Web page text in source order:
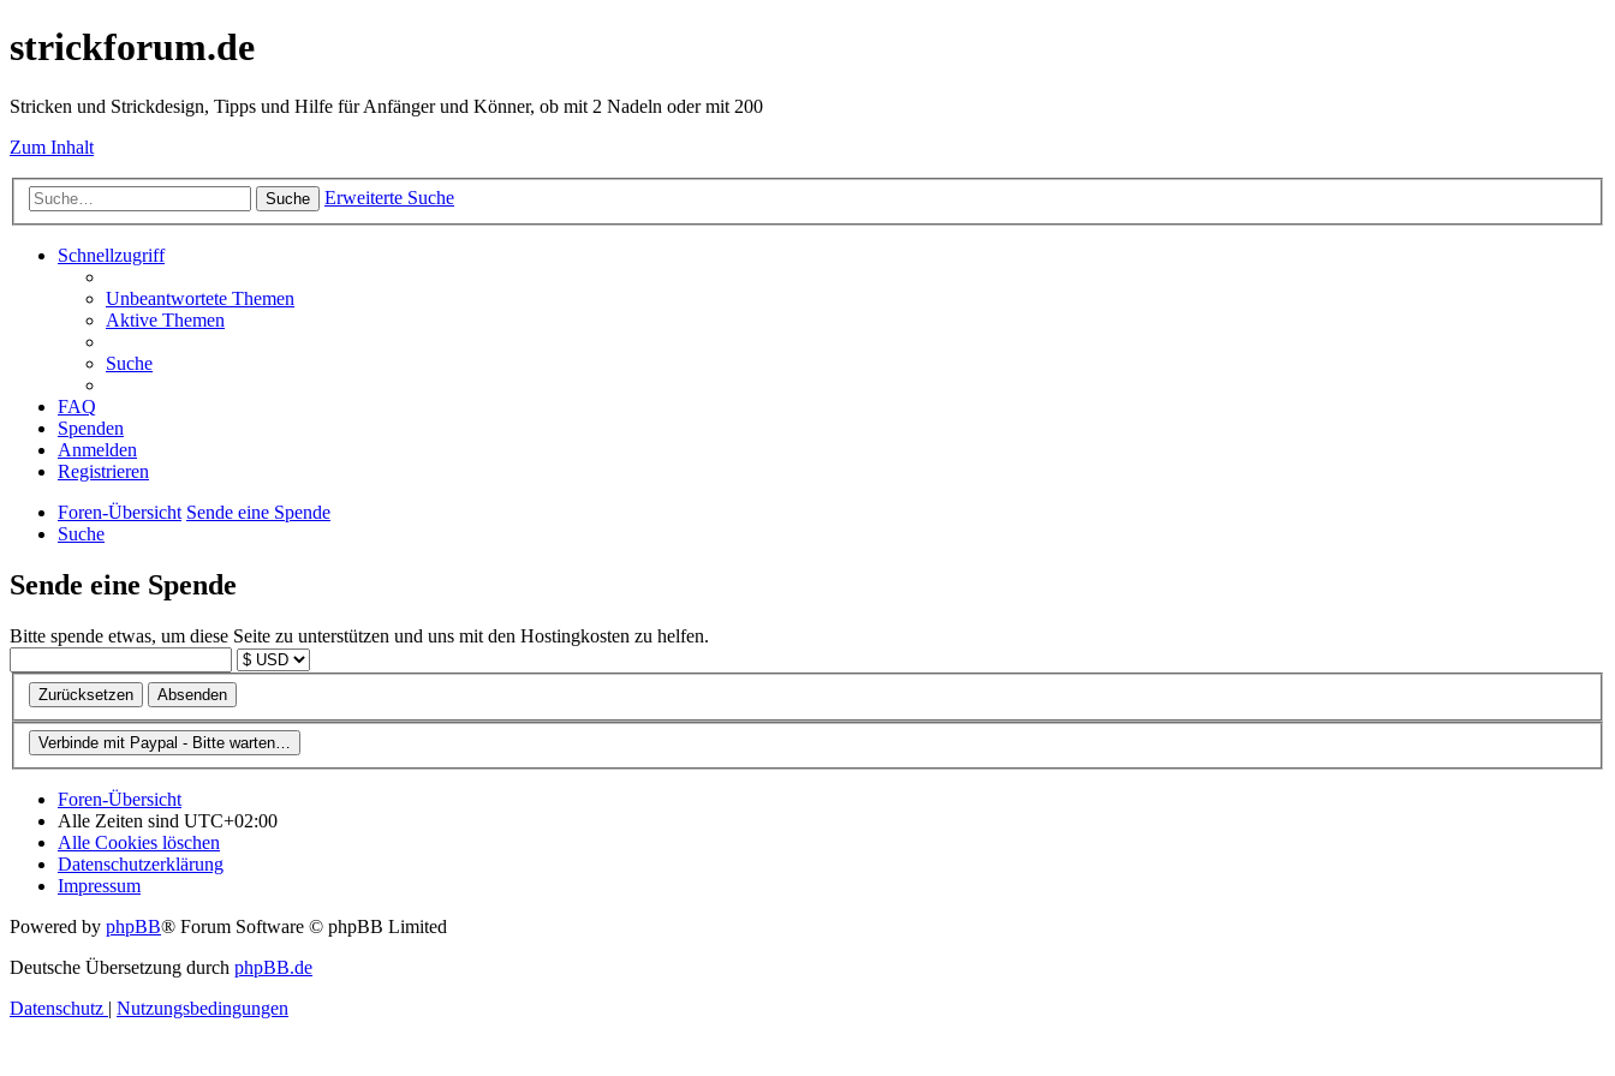
strickforum.de
Stricken und Strickdesign, Tipps und Hilfe für Anfänger und Könner, ob mit 2 Nadeln oder mit 200
Zum Inhalt
Suche Erweiterte Suche
Schnellzugriff
Unbeantwortete Themen
Aktive Themen
Suche
FAQ
Spenden
Anmelden
Registrieren
Foren-Übersicht Sende eine Spende
Suche
Sende eine Spende
Bitte spende etwas, um diese Seite zu unterstützen und uns mit den Hostingkosten zu helfen.
Foren-Übersicht
Alle Zeiten sind UTC+02:00
Alle Cookies löschen
Datenschutzerklärung
Impressum
Powered by phpBB® Forum Software © phpBB Limited
Deutsche Übersetzung durch phpBB.de
Datenschutz
Nutzungsbedingungen